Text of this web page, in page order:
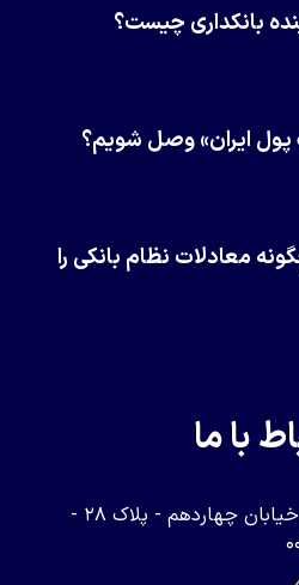
بانکداری چیست؟
پول ایران» وصل شویم؟
معادلات نظام بانکی را
با ما
تهران - ولنجک - نبش خیابان چهاردهم - پلاک ۲۸ -